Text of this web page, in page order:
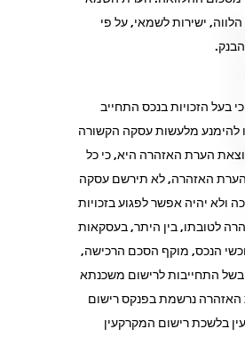
ישירות לשמאי, על פי
בעל הזכויות בנכס התחייב
להימנע מלעשות עסקה הקשורה
הערת האזהרה היא, כי כל
האזהרה, לא תירשם עסקה
ולא יהיה אפשר לפגוע בזכויות
לטובתו, בין היתר, בעסקאות
הנכס, מוקף הסכם הרכישה,
בשל התחייבות לרישום משכנתא
נרשמת בפנקס רישום
בלשכת רישום המקרקעין